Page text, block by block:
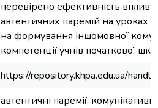
перевірено ефективність
автентичних паремій на уроках
на формування іншомовної
компетенції учнів початкової
https://repository.khpa.edu.ua/
автентичні паремії,